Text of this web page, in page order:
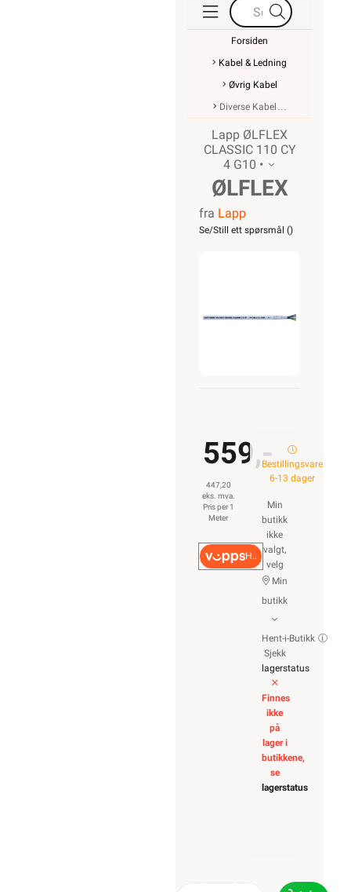
Forsiden
Kabel & Ledning
Øvrig Kabel
Diverse Kabel
Lapp ØLFLEX
CLASSIC 110 CY
4 G10 •
ØLFLEX
CLASSIC
fra Lapp
Se/Still ett spørsmål ()
559,-
447,20
eks. mva.
Pris per 1
Meter
Hurtigkasse
Bestillingsvare
6-13 dager
Min
butikk
ikke
valgt,
velg
Min
butikk
Hent-i-Butikk
Sjekk
lagerstatus
Finnes
ikke
på
lager i
butikkene,
se
lagerstatus